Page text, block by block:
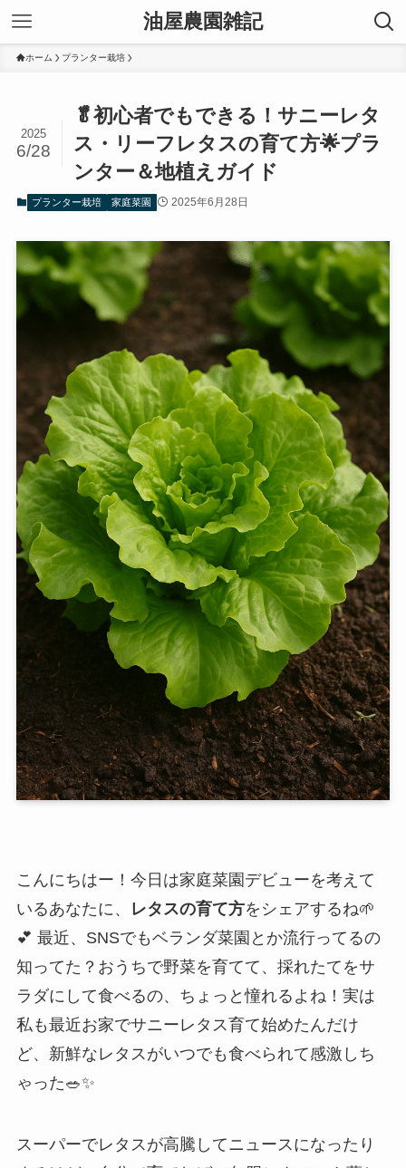
油屋農園雑記
ホーム プランター栽培
🥬初心者でもできる！サニーレタ
ス・リーフレタスの育て方🌟プラ
ンター＆地植えガイド
2025
6/28
プランター栽培 家庭菜園 2025年6月28日
こんにちはー！今日は家庭菜園デビューを考えて
いるあなたに、
レタスの育て方をシェアするね🌱
💕 最近、SNSでもベランダ菜園とか流行ってるの
知ってた？おうちで野菜を育てて、採れたてをサ
ラダにして食べるの、ちょっと憧れるよね！実は
私も最近お家でサニーレタス育て始めたんだけ
ど、新鮮なレタスがいつでも食べられて感激しち
ゃった🥗✨
スーパーでレタスが高騰してニュースになったり